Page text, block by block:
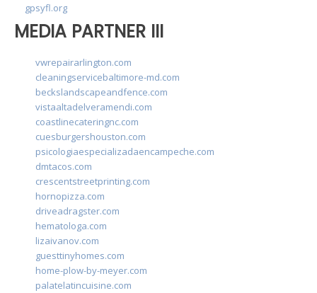
gpsyfl.org
MEDIA PARTNER III
vwrepairarlington.com
cleaningservicebaltimore-md.com
beckslandscapeandfence.com
vistaaltadelveramendi.com
coastlinecateringnc.com
cuesburgershouston.com
psicologiaespecializadaencampeche.com
dmtacos.com
crescentstreetprinting.com
hornopizza.com
driveadragster.com
hematologa.com
lizaivanov.com
guesttinyhomes.com
home-plow-by-meyer.com
palatelatincuisine.com